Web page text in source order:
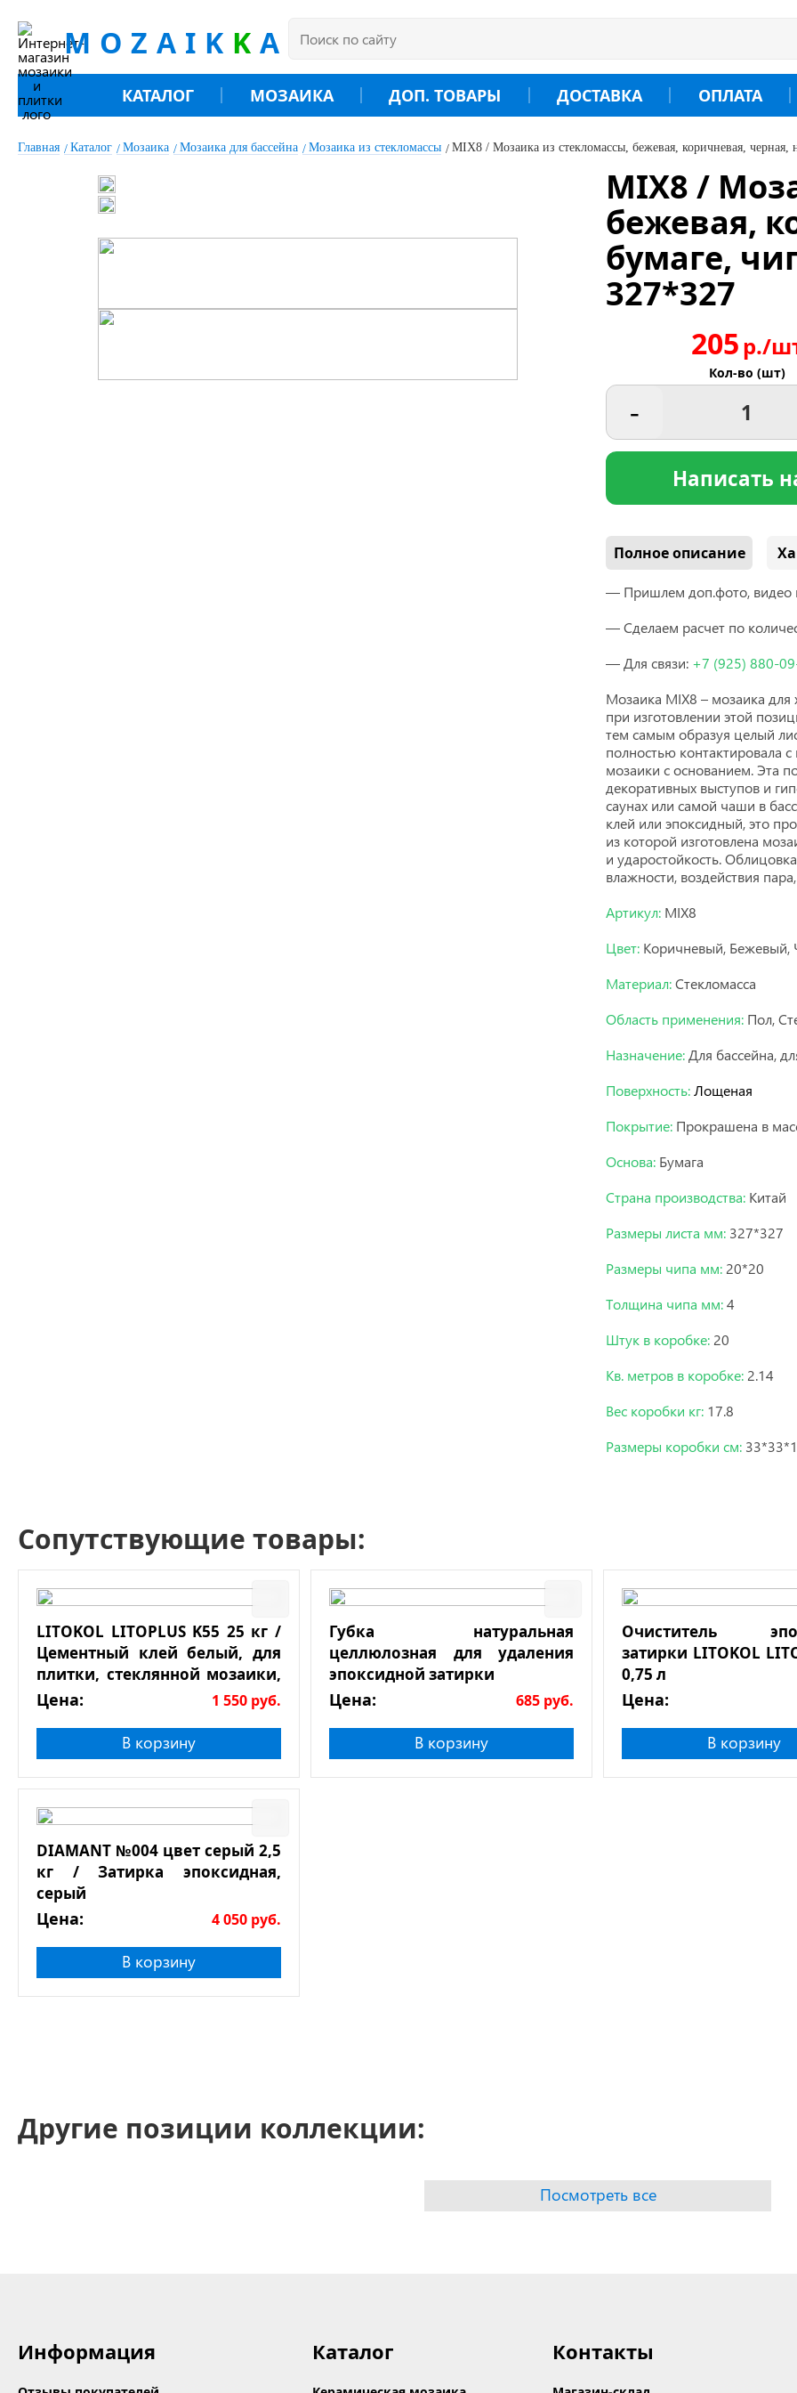
MOZAIK K A
КАТАЛОГ МОЗАИКА ДОП. ТОВАРЫ ДОСТАВКА ОПЛАТА
Главная Каталог Мозаика Мозаика для бассейна Мозаика из стекломассы MIX8 / Мозаика из стекломассы, бежевая, коричневая,
MIX8 /
бежевая,
бумаге,
327*327
205р./
Кол-во (шт)
-
Написать
Полное описание
— Пришлем доп.фото, видео
— Сделаем расчет по
— Для связи: +7 (925) 880-
Мозаика MIX8 – мозаика
при изготовлении этой
тем самым образуя целый
полностью контактировала
мозаики с основанием. Эта
декоративных выступов и
саунах или самой чаши в
клей или эпоксидный, это
из которой изготовлена
и ударостойкость.
влажности, воздействия
Артикул: MIX8
Цвет: Коричневый, Бежевый,
Материал:Стекломасса
Область применения: Пол,
Назначение:Для бассейна,
Поверхность:Лощеная
Покрытие: Прокрашена в
Основа: Бумага
Страна производства: Китай
Размеры листа мм: 327*327
Размеры чипа мм: 20*20
Толщина чипа мм:4
Штук в коробке: 20
Кв. метров в коробке: 2.14
Вес коробки кг: 17.8
Размеры коробки см:
Сопутствующие товары:
LITOKOL LITOPLUS K55 25 кг /
Цементный клей белый, для
плитки, стеклянной мозаики,
натурального камня
Цена: 1 550 руб.
В корзину
Губка натуральная
целлюлозная для удаления
эпоксидной затирки
Цена: 685 руб.
В корзину
Очиститель
затирки LITOKOL
0,75 л
Цена:
В корзину
DIAMANT №004 цвет серый 2,5
кг / Затирка эпоксидная,
серый
Цена: 4 050 руб.
В корзину
Другие позиции коллекции:
Посмотреть все
Информация Каталог Контакты